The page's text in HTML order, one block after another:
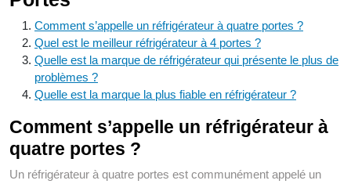
Comment s’appelle un réfrigérateur à quatre portes ?
Quel est le meilleur réfrigérateur à 4 portes ?
Quelle est la marque de réfrigérateur qui présente le plus de
problèmes ?
Quelle est la marque la plus fiable en réfrigérateur ?
Comment s’appelle un réfrigérateur à
quatre portes ?
Un réfrigérateur à quatre portes est communément appelé un